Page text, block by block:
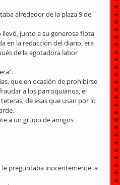
alrededor de la plaza 9 de
junto a su generosa flota
en la redacción del diario, era
de la agotadora labor
que en ocasión de prohibirse
a los parroquianos, el
de esas que usan por lo
a un grupo de amigos
le preguntaba inocentemente  a